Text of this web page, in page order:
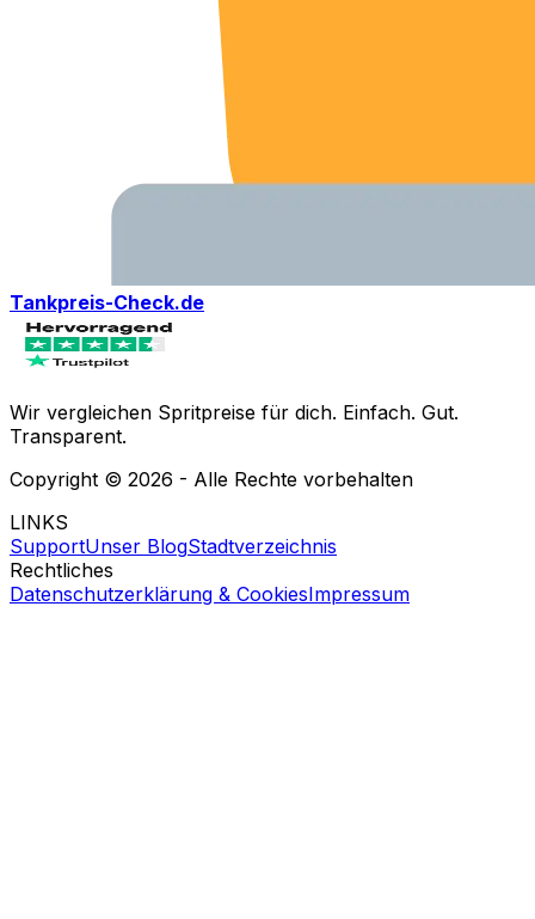
Tankpreis-Check.de
Wir vergleichen Spritpreise für dich. Einfach. Gut.
Transparent.
Copyright © 2026 - Alle Rechte vorbehalten
LINKS
SupportUnser BlogStadtverzeichnis
Rechtliches
Datenschutzerklärung & CookiesImpressum